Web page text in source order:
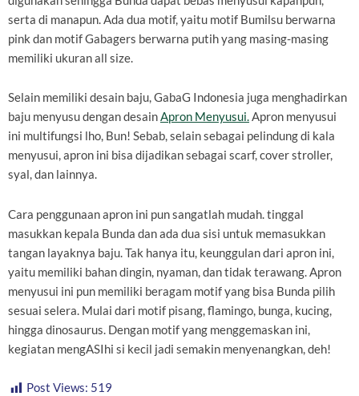
serta di manapun. Ada dua motif, yaitu motif Bumilsu berwarna
pink dan motif Gabagers berwarna putih yang masing-masing
memiliki ukuran all size.
Selain memiliki desain baju, GabaG Indonesia juga menghadirkan
baju menyusu dengan desainApron Menyusui.Apron menyusui
ini multifungsi lho, Bun! Sebab, selain sebagai pelindung di kala
menyusui, apron ini bisa dijadikan sebagai scarf, cover stroller,
syal, dan lainnya.
Cara penggunaan apron ini pun sangatlah mudah. tinggal
masukkan kepala Bunda dan ada dua sisi untuk memasukkan
tangan layaknya baju. Tak hanya itu, keunggulan dari apron ini,
yaitu memiliki bahan dingin, nyaman, dan tidak terawang. Apron
menyusui ini pun memiliki beragam motif yang bisa Bunda pilih
sesuai selera. Mulai dari motif pisang, flamingo, bunga, kucing,
hingga dinosaurus. Dengan motif yang menggemaskan ini,
kegiatan mengASIhi si kecil jadi semakin menyenangkan, deh!
Post Views: 519